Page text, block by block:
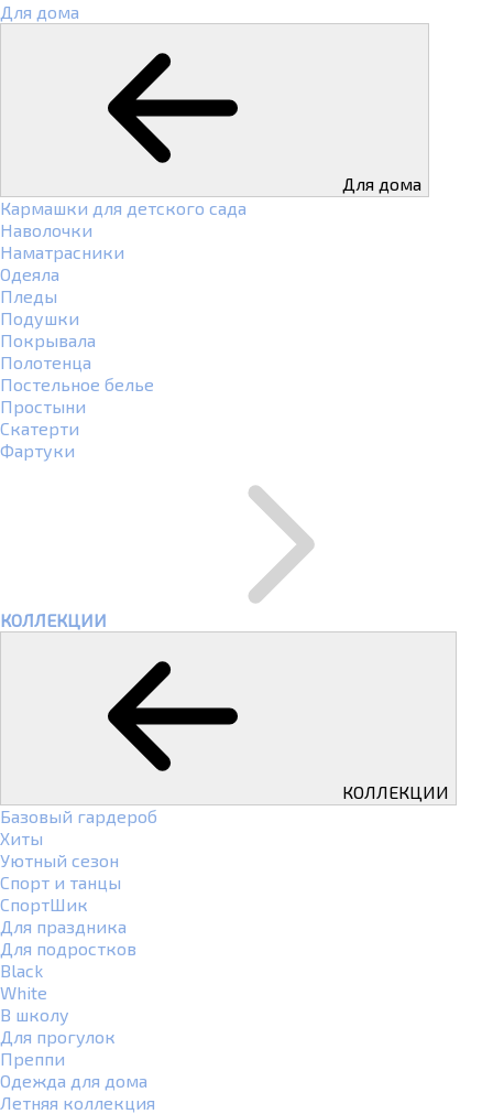
Для дома
Для дома
Кармашки для детского сада
Наволочки
Наматрасники
Одеяла
Пледы
Подушки
Покрывала
Полотенца
Постельное белье
Простыни
Скатерти
Фартуки
КОЛЛЕКЦИИ
КОЛЛЕКЦИИ
Базовый гардероб
Хиты
Уютный сезон
Спорт и танцы
СпортШик
Для праздника
Для подростков
Black
White
В школу
Для прогулок
Преппи
Одежда для дома
Летняя коллекция